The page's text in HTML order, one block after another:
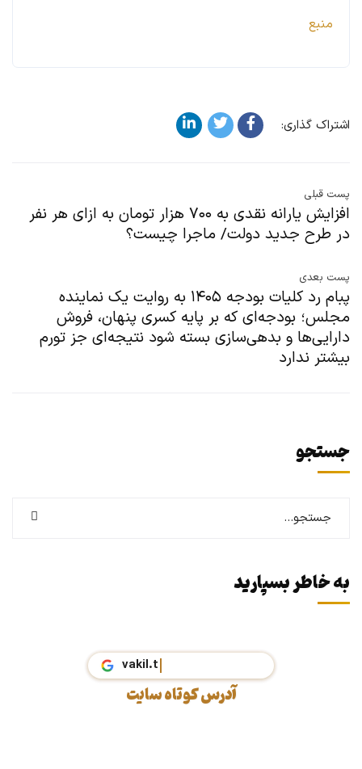
منبع
اشتراک گذاری:
پست قبلی
افزایش یارانه نقدی به ۷۰۰ هزار تومان به ازای هر نفر
در طرح جدید دولت/ ماجرا چیست؟
پست بعدی
پبام رد کلیات بودجه ۱۴۰۵ به روایت یک نماینده
مجلس؛ بودجه‌ای که بر پایه کسری پنهان، فروش
دارایی‌ها و بدهی‌سازی بسته شود نتیجه‌ای جز تورم
بیشتر ندارد
جستجو
به خاطر بسپارید
آدرس کوتاه سایت